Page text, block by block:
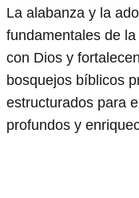
La alabanza y la
fundamentales de
con Dios y
bosquejos bíblicos
estructurados para
profundos y